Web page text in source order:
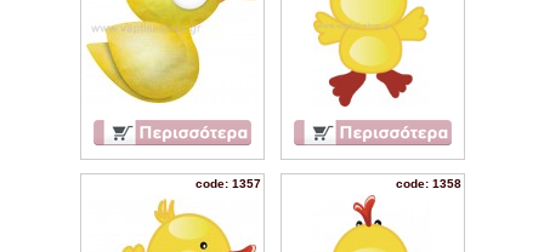
code: 1357 code: 1358